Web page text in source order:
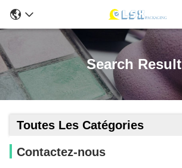
Search Result
Toutes Les Catégories
Contactez-nous